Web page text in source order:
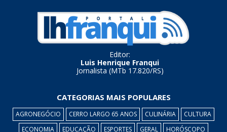
Editor:
Luis Henrique Franqui
Jornalista (MTb 17.820/RS)
CATEGORIAS MAIS POPULARES
AGRONEGÓCIO CERRO LARGO 65 ANOS CULINÁRIA
CULTURA
ECONOMIA
EDUCAÇÃO ESPORTES GERAL HORÓSCOPO